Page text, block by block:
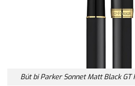
Bút bi Parker Sonnet Matt Black